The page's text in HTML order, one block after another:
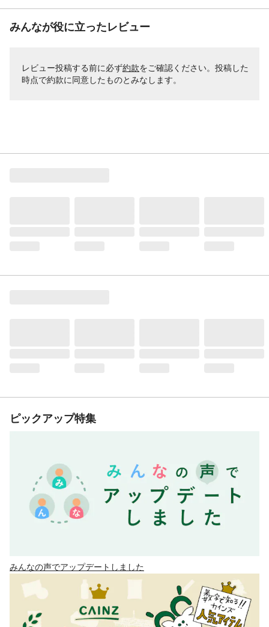
みんなが役に立ったレビュー
レビュー投稿する前に必ず約款をご確認ください。投稿した
時点で約款に同意したものとみなします。
ピックアップ特集
みんなの声でアップデートしました